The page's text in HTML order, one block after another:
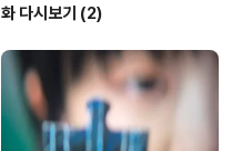
화 다시보기 (2)